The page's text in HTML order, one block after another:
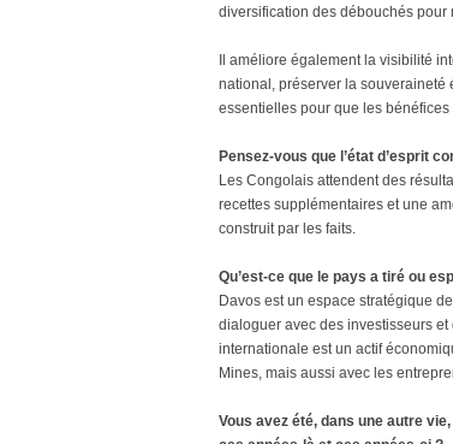
diversification des débouchés pour
Il améliore également la visibilité
national, préserver la
essentielles pour que les
Pensez-vous que l’état d’esprit
Les Congolais attendent des
recettes supplémentaires et une
construit par les faits.
Qu’est-ce que le pays a tiré ou
Davos est un espace stratégique
dialoguer avec des investisseurs
internationale est un actif
Mines, mais aussi avec les
Vous avez été, dans une autre